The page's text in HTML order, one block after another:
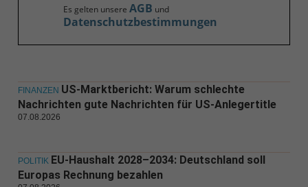
Es gelten unsere AGB und
Datenschutzbestimmungen
FINANZEN US-Marktbericht: Warum schlechte
Nachrichten gute Nachrichten für US-Anlegertitle
07.08.2026
POLITIK EU-Haushalt 2028–2034: Deutschland soll
Europas Rechnung bezahlen